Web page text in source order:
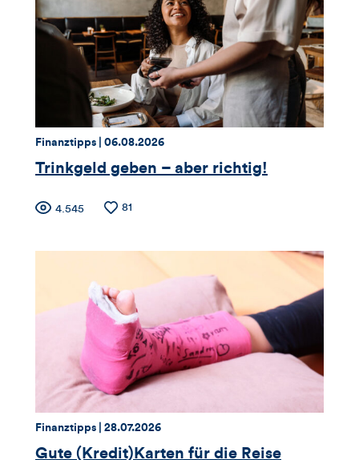
Thema:
Finanztipps | Datum:
06.08.2026
Trinkgeld geben – aber richtig!
Zähler
für
Views,
Likes
und
Kommentare
dieses
Artikels
Anzahl4.545
Anzahl
81
Thema:
Finanztipps | Datum:
28.07.2026
Gute (Kredit)Karten für die Reise